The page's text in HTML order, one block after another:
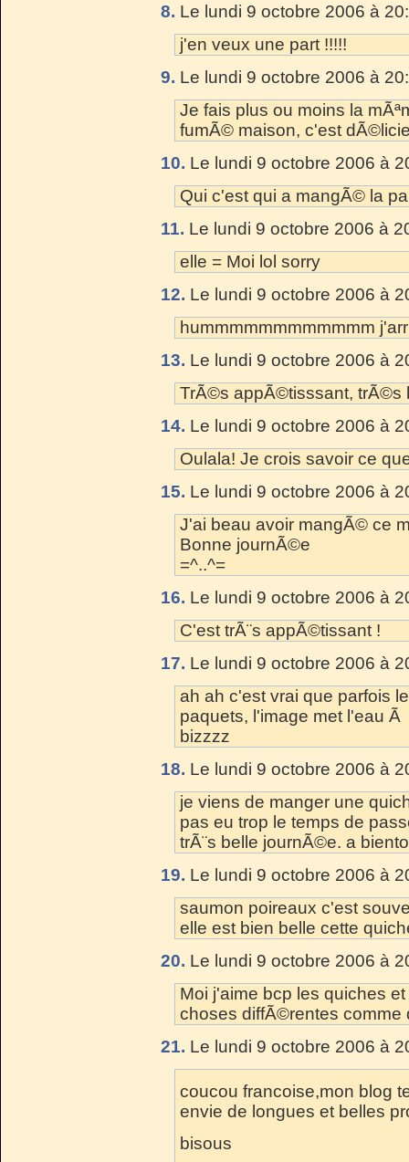
8. Le lundi 9 octobre 2006 à
j'en veux une part !!!!!
9. Le lundi 9 octobre 2006 à
Je fais plus ou moins la
fumÃ© maison, c'est
10. Le lundi 9 octobre 2006 à
Qui c'est qui a mangÃ© la
11. Le lundi 9 octobre 2006 à
elle = Moi lol sorry
12. Le lundi 9 octobre 2006 à
hummmmmmmmmmmm
13. Le lundi 9 octobre 2006 à
TrÃ©s appÃ©tisssant, trÃ©s
14. Le lundi 9 octobre 2006 à
Oulala! Je crois savoir ce
15. Le lundi 9 octobre 2006 à
J'ai beau avoir mangÃ© ce
Bonne journÃ©e
=^..^=
16. Le lundi 9 octobre 2006 à
C'est trÃ¨s appÃ©tissant !
17. Le lundi 9 octobre 2006 à
ah ah c'est vrai que parfois
paquets, l'image met l'eau
bizzzz
18. Le lundi 9 octobre 2006 à
je viens de manger une
pas eu trop le temps de
trÃ¨s belle journÃ©e. a
19. Le lundi 9 octobre 2006 à
saumon poireaux c'est
elle est bien belle cette
20. Le lundi 9 octobre 2006 à
Moi j'aime bcp les quiches
choses diffÃ©rentes comme
21. Le lundi 9 octobre 2006 à
coucou francoise,mon blog
envie de longues et belles
bisous